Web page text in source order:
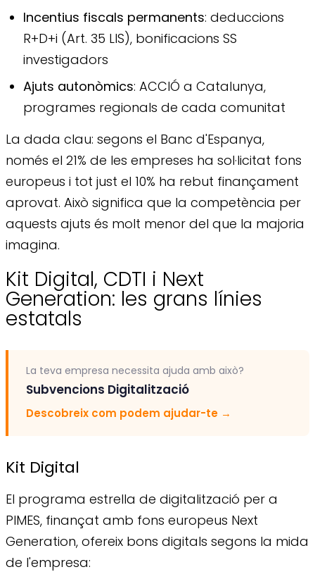
Incentius fiscals permanents: deduccions
R+D+i (Art. 35 LIS), bonificacions SS
investigadors
Ajuts autonòmics: ACCIÓ a Catalunya,
programes regionals de cada comunitat
La dada clau: segons el Banc d'Espanya,
només el 21% de les empreses ha sol·licitat fons
europeus i tot just el 10% ha rebut finançament
aprovat. Això significa que la competència per
aquests ajuts és molt menor del que la majoria
imagina.
Kit Digital, CDTI i Next
Generation: les grans línies
estatals
La teva empresa necessita ajuda amb això?
Subvencions Digitalització
Descobreix com podem ajudar-te →
Kit Digital
El programa estrella de digitalització per a
PIMES, finançat amb fons europeus Next
Generation, ofereix bons digitals segons la mida
de l'empresa: